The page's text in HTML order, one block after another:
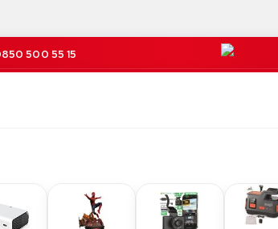
500 55 15